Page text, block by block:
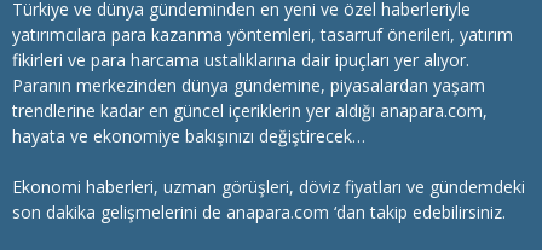
Türkiye ve dünya gündeminden en yeni ve özel haberleriyle
yatırımcılara para kazanma yöntemleri, tasarruf önerileri, yatırım
fikirleri ve para harcama ustalıklarına dair ipuçları yer alıyor.
Paranın merkezinden dünya gündemine, piyasalardan yaşam
trendlerine kadar en güncel içeriklerin yer aldığı anapara.com,
hayata ve ekonomiye bakışınızı değiştirecek…
Ekonomi haberleri, uzman görüşleri, döviz fiyatları ve gündemdeki
son dakika gelişmelerini de anapara.com ‘dan takip edebilirsiniz.